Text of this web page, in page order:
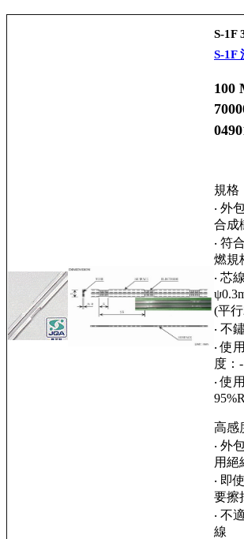
S-1F
S-1F
100
規格
‧ 外
合成
‧ 符
燃規
‧ 芯
(平
‧ 不
‧ 使
度
‧ 使
高感
‧ 外
用絕
‧ 即
要擦
‧ 不
線